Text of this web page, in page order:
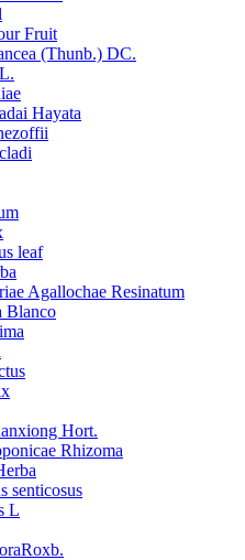
Fruit
(Thunb.) DC.
Hayata
leaf
Agallochae Resinatum
Blanco
Hort.
Rhizoma
senticosus
L